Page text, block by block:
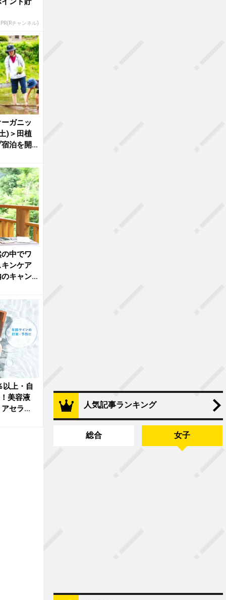
PR(Rチャンネル)
ガニッ
)＞田植
泊を開
中でワ
ンケア
キャン
以上・自
美容液
セラ
人気記事ランキング
総合 女子